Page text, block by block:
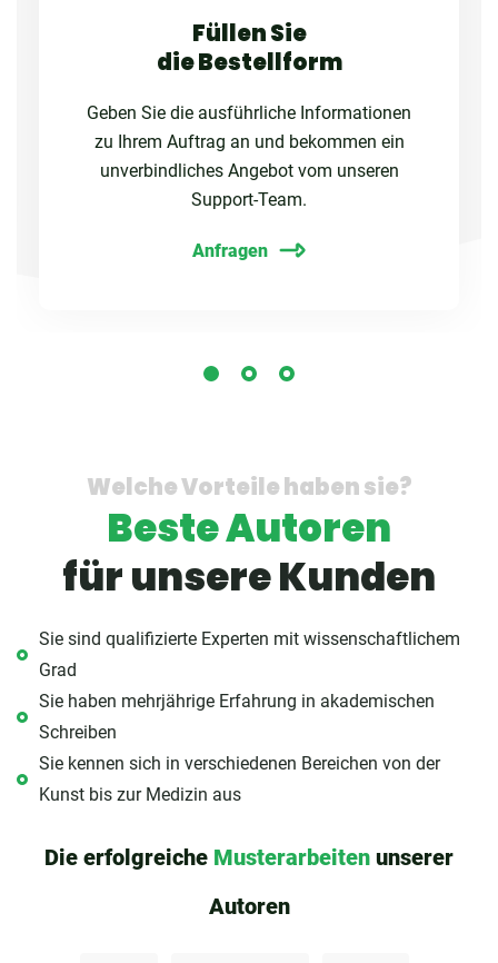
Füllen Sie
die Bestellform
Geben Sie die ausführliche Informationen
zu Ihrem Auftrag an und bekommen ein
unverbindliches Angebot vom unseren
Support-Team.
Anfragen
Welche Vorteile haben sie?
Beste Autoren
für unsere Kunden
Sie sind qualifizierte Experten mit wissenschaftlichem
Grad
Sie haben mehrjährige Erfahrung in akademischen
Schreiben
Sie kennen sich in verschiedenen Bereichen von der
Kunst bis zur Medizin aus
Die erfolgreiche Musterarbeiten unserer
Autoren